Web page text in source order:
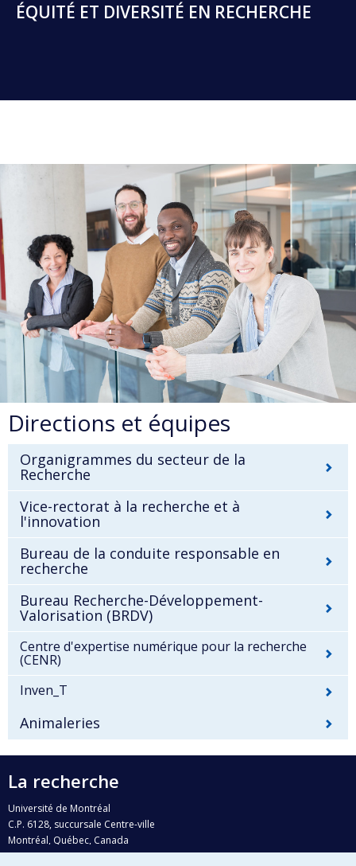
ÉQUITÉ ET DIVERSITÉ EN RECHERCHE
Directions et équipes
Organigrammes du secteur de la
Recherche
Vice-rectorat à la recherche et à
l'innovation
Bureau de la conduite responsable en
recherche
Bureau Recherche-Développement-
Valorisation (BRDV)
Centre d'expertise numérique pour la recherche
(CENR)
Inven_T
Animaleries
La recherche
Université de Montréal
C.P. 6128, succursale Centre-ville
Montréal, Québec, Canada
H3C 3J7